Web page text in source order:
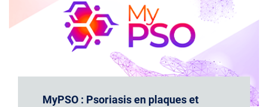
MyPSO : Psoriasis en plaques et